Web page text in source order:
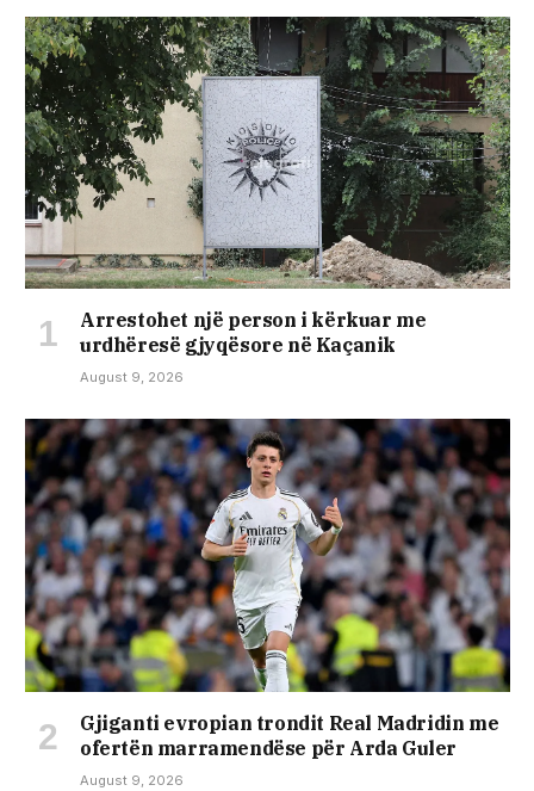
Arrestohet një person i kërkuar me
urdhëresë gjyqësore në Kaçanik
August 9, 2026
Gjiganti evropian trondit Real Madridin me
ofertën marramendëse për Arda Guler
August 9, 2026